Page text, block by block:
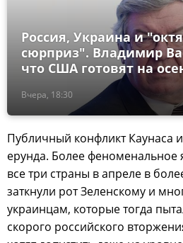
Вчера, 18:30
Россия, Украина и
сюрприз". Владимир
что США готовят на
Публичный конфликт Каунаса
ерунда. Более феноменальное
все три страны в апреле в
заткнули рот Зеленскому и
украинцам, которые тогда
скорого российского